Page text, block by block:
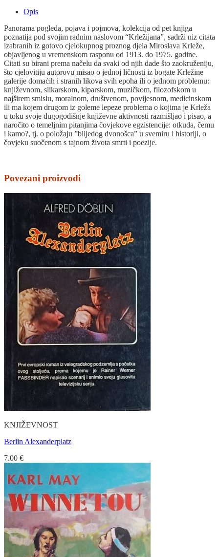
Opis
Panorama pogleda, pojava i pojmova, kolekcija od pet knjiga
poznatija pod svojim radnim naslovom “Krležijana”, sadrži niz citata
izabranih iz gotovo cjelokupnog proznog djela Miroslava Krleže,
objavljenog u vremenskom rasponu od 1913. do 1975. godine.
Citati su birani prema načelu da svaki od njih dade što zaokruženiju,
što cjelovitiju autorovu misao o jednoj ličnosti iz bogate Krležine
galerije domaćih i stranih likova svih epoha ili o jednom problemu:
književnom, slikarskom, kiparskom, muzičkom, filozofskom u
najširem smislu, moralnom, društvenom, povijesnom, medicinskom
ili ma kojem drugom iz goleme lepeze problema o kojima je Krleža
u toku svoje dugogodišnje književne aktivnosti razmišljao i pisao, a
naročito o temeljnim pitanjima čovjekove egzistencije: otkuda, čemu
i kamo?, tj. o položaju ”blijedog dvonošca” u svemiru i historiji, o
čovjeku suočenom s tajnom života smrti i poezije.
Povezani proizvodi
KNJIŽEVNOST
Berlin Alexanderplatz
7.00 €